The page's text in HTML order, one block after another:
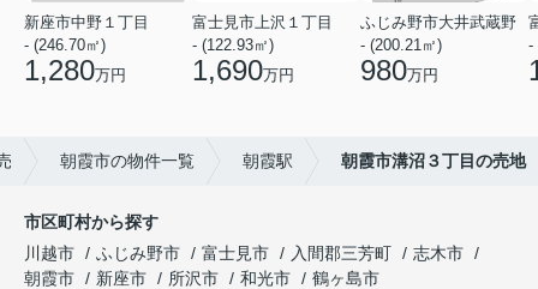
新座市中野１丁目
- (246.70㎡)
1,280万円
富士見市上沢１丁目
- (122.93㎡)
1,690万円
ふじみ野市大井武蔵野
- (200.21㎡)
980万円
-
朝霞市の物件一覧 朝霞駅 朝霞市溝沼３丁目の売地
市区町村から探す
川越市
ふじみ野市 富士見市 入間郡三芳町
志木市
朝霞市
新座市 所沢市 和光市
鶴ヶ島市